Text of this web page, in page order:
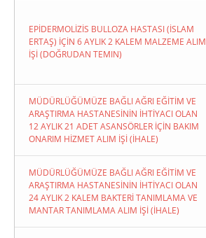
EPİDERMOLİZİS BULLOZA HASTASI (İSLAM
ERTAŞ) İÇİN 6 AYLIK 2 KALEM MALZEME ALIM
İŞİ (DOĞRUDAN TEMIN)
MÜDÜRLÜĞÜMÜZE BAĞLI AĞRI EĞİTİM VE
ARAŞTIRMA HASTANESİNİN İHTİYACI OLAN
12 AYLIK 21 ADET ASANSÖRLER İÇİN BAKIM
ONARIM HİZMET ALIM İŞİ (İHALE)
MÜDÜRLÜĞÜMÜZE BAĞLI AĞRI EĞİTİM VE
ARAŞTIRMA HASTANESİNİN İHTİYACI OLAN
24 AYLIK 2 KALEM BAKTERİ TANIMLAMA VE
MANTAR TANIMLAMA ALIM İŞİ (İHALE)